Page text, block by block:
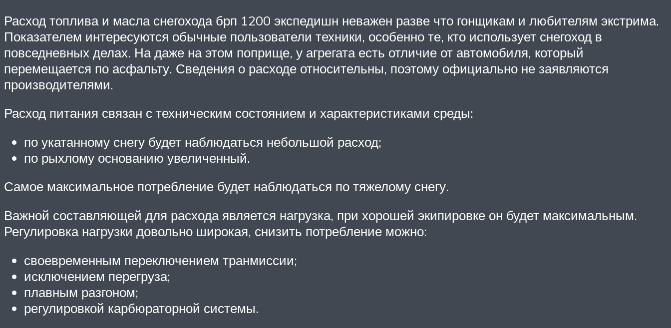
Расход топлива и масла снегохода брп 1200 экспедишн неважен разве что гонщикам и любителям экстрима.
Показателем интересуются обычные пользователи техники, особенно те, кто использует снегоход в
повседневных делах. На даже на этом поприще, у агрегата есть отличие от автомобиля, который
перемещается по асфальту. Сведения о расходе относительны, поэтому официально не заявляются
производителями.
Расход питания связан с техническим состоянием и характеристиками среды:
по укатанному снегу будет наблюдаться небольшой расход;
по рыхлому основанию увеличенный.
Самое максимальное потребление будет наблюдаться по тяжелому снегу.
Важной составляющей для расхода является нагрузка, при хорошей экипировке он будет максимальным.
Регулировка нагрузки довольно широкая, снизить потребление можно:
своевременным переключением транмиссии;
исключением перегруза;
плавным разгоном;
регулировкой карбюраторной системы.